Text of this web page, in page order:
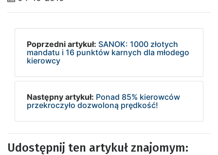
Poprzedni artykuł: SANOK: 1000 złotych
mandatu i 16 punktów karnych dla młodego
kierowcy
Następny artykuł: Ponad 85% kierowców
przekroczyło dozwoloną prędkość!
Udostępnij ten artykuł znajomym: